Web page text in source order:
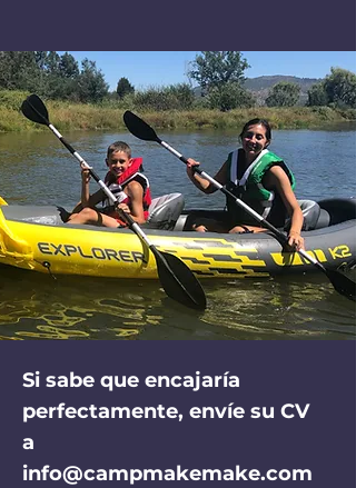
Si sabe que encajaría
perfectamente, envíe su CV
a
info@campmakemake.com